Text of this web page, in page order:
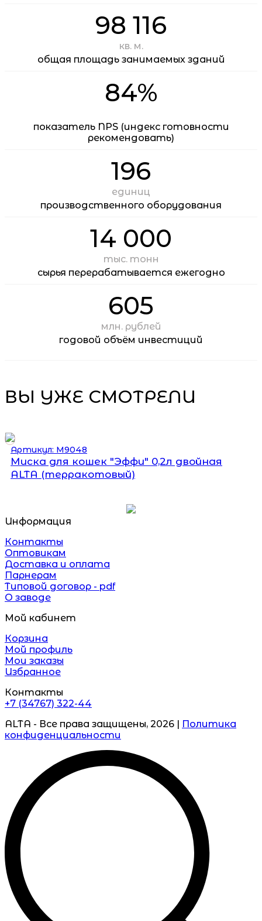
98 116
кв. м.
общая площадь занимаемых зданий
84%
показатель NPS (индекс готовности
рекомендовать)
196
единиц
производственного оборудования
14 000
тыс. тонн
сырья перерабатывается ежегодно
605
млн. рублей
годовой объём инвестиций
ВЫ УЖЕ СМОТРЕЛИ
Артикул: М9048
Миска для кошек "Эффи" 0,2л двойная
ALTA (терракотовый)
Информация
Контакты
Оптовикам
Доставка и оплата
Парнерам
Типовой договор - pdf
О заводе
Мой кабинет
Корзина
Мой профиль
Мои заказы
Избранное
Контакты
+7 (34767) 322-44
ALTA - Все права защищены, 2026 | Политика
конфиденциальности